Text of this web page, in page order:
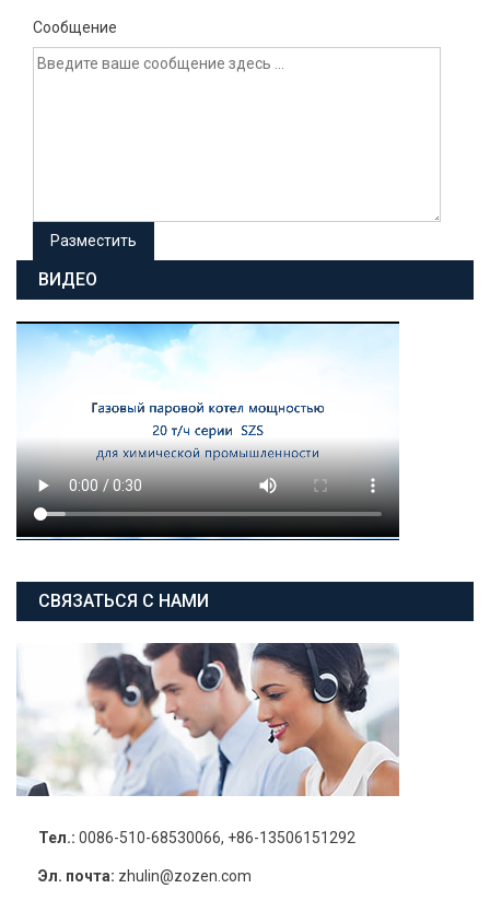
Сообщение
ВИДЕО
СВЯЗАТЬСЯ С НАМИ
Тел.: 0086-510-68530066, +86-13506151292
Эл. почта: zhulin@zozen.com